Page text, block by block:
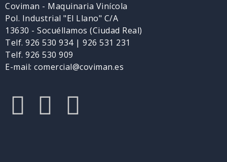
Coviman - Maquinaria Vinícola
Pol. Industrial "El Llano" C/A
13630 - Socuéllamos (Ciudad Real)
Telf. 926 530 934 | 926 531 231
Telf. 926 530 909
E-mail: comercial@coviman.es